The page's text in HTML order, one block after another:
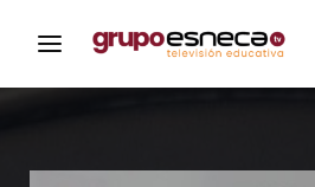
Iniciar Sesión
Para iniciar sesión debes